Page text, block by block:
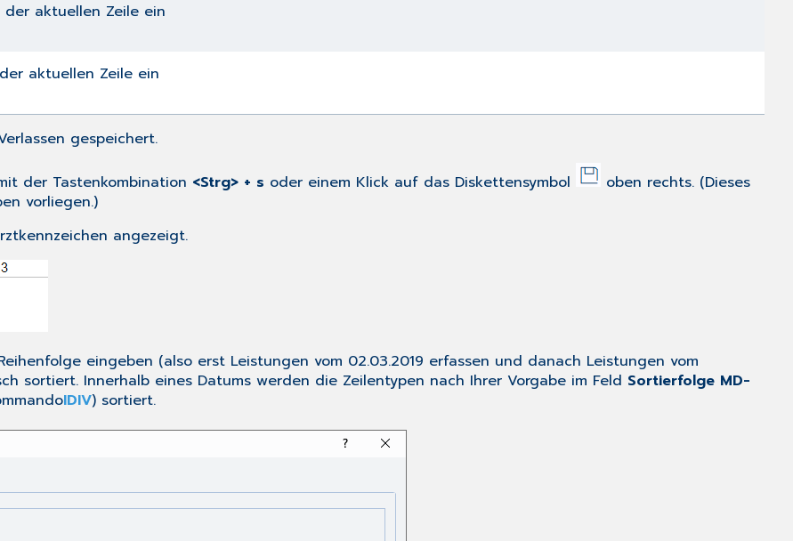
aktuellen Zeile ein
aktuellen Zeile ein
gespeichert.
der Tastenkombination <Strg> + s oder einem Klick auf das Diskettensymbol
oben rechts. (Dieses
vorliegen.)
angezeigt.
eingeben (also erst Leistungen vom 02.03.2019 erfassen und danach Leistungen vom
sortiert. Innerhalb eines Datums werden die Zeilentypen nach Ihrer Vorgabe im Feld Sortierfolge MD-
IDIV) sortiert.